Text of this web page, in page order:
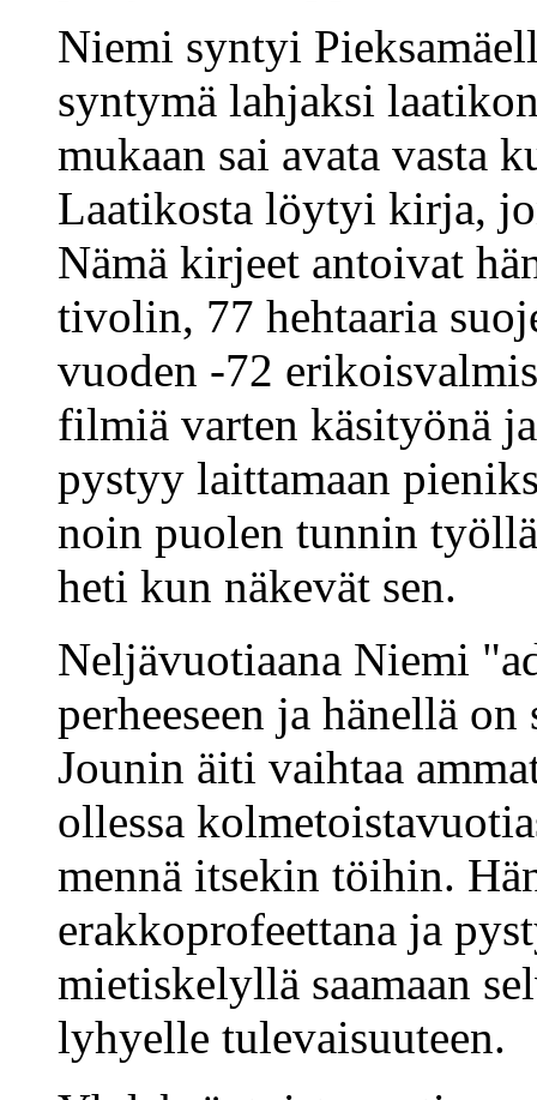
Niemi syntyi
syntymä lahjaksi
mukaan sai avata vasta
Laatikosta löytyi kirja,
Nämä kirjeet antoivat
tivolin, 77 hehtaaria
vuoden -72
filmiä varten käsityönä
pystyy laittamaan
noin puolen tunnin
heti kun näkevät sen.
Neljävuotiaana Niemi
perheeseen ja hänellä
Jounin äiti vaihtaa
ollessa
mennä itsekin töihin.
erakkoprofeettana ja
mietiskelyllä saamaan
lyhyelle tulevaisuuteen.